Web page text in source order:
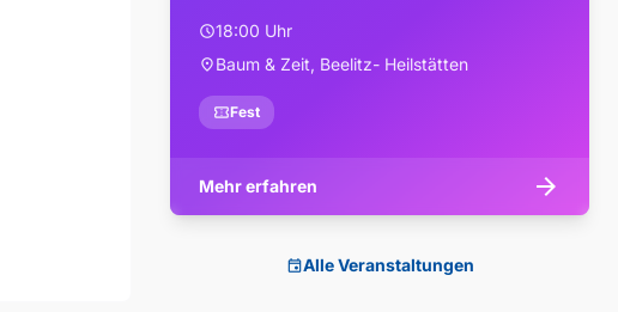
schedule18:00 Uhr
location_onBaum & Zeit, Beelitz- Heilstätten
confirmation_numberFest
Mehr erfahren arrow_forward
eventAlle Veranstaltungen